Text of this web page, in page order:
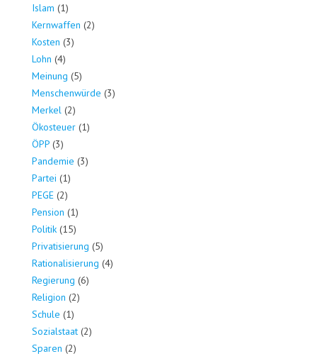
Islam (1)
Kernwaffen (2)
Kosten (3)
Lohn (4)
Meinung (5)
Menschenwürde (3)
Merkel (2)
Ökosteuer (1)
ÖPP (3)
Pandemie (3)
Partei (1)
PEGE (2)
Pension (1)
Politik (15)
Privatisierung (5)
Rationalisierung (4)
Regierung (6)
Religion (2)
Schule (1)
Sozialstaat (2)
Sparen (2)